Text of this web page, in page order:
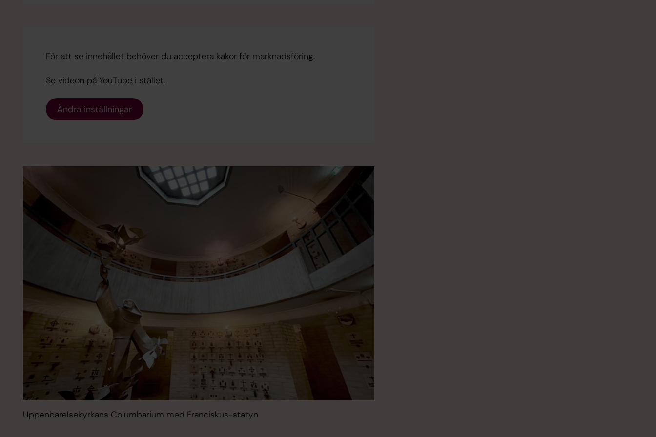
För att se innehållet behöver du acceptera kakor för marknadsföring.
Se videon på YouTube i stället.
Ändra inställningar
Uppenbarelsekyrkans Columbarium med Franciskus-statyn